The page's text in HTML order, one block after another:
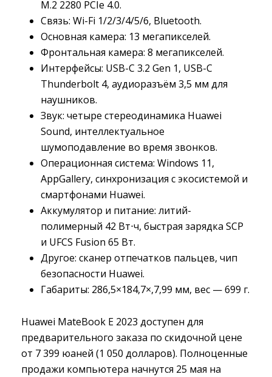
M.2 2280 PCIe 4.0.
Связь: Wi-Fi 1/2/3/4/5/6, Bluetooth.
Основная камера: 13 мегапикселей.
Фронтальная камера: 8 мегапикселей.
Интерфейсы: USB-C 3.2 Gen 1, USB-С
Thunderbolt 4, аудиоразъём 3,5 мм для
наушников.
Звук: четыре стереодинамика Huawei
Sound, интеллектуальное
шумоподавление во время звонков.
Операционная система: Windows 11,
AppGallery, синхронизация с экосистемой и
смартфонами Huawei.
Аккумулятор и питание: литий-
полимерный 42 Вт⋅ч, быстрая зарядка SCP
и UFCS Fusion 65 Вт.
Другое: сканер отпечатков пальцев, чип
безопасности Huawei.
Габариты: 286,5×184,7×,7,99 мм, вес — 699 г.
Huawei MateBook E 2023 доступен для
предварительного заказа по скидочной цене
от 7 399 юаней (1 050 долларов). Полноценные
продажи компьютера начнутся 25 мая на